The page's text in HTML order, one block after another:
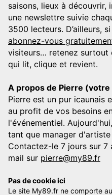
saisons, lieux à
une newslettre suivie
3500 lecteurs. D’ailleurs,
abonnez-vous
visiteurs… retenez surtout
qui lit, clique et revient.
A propos de Pierre
Pierre est un pur icaunais
au profit de vos besoins
l'événementiel.
tant que manager
Contactez-le 7 jours sur
mail sur pierre@my89.fr
Pas de cookie ici
Le site My89.fr ne comporte